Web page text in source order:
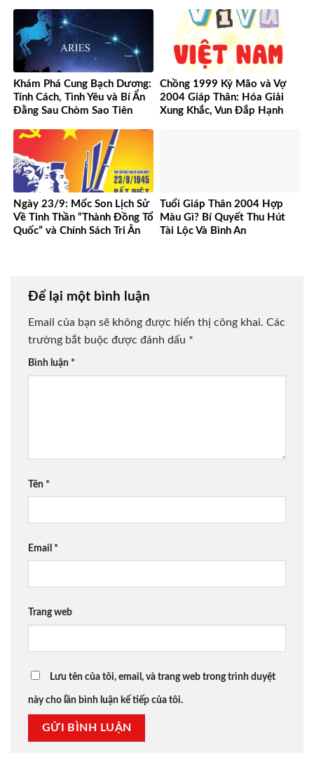
Khám Phá Cung Bạch Dương:
Tính Cách, Tình Yêu và Bí Ẩn
Đằng Sau Chòm Sao Tiên
Chồng 1999 Kỷ Mão và Vợ
2004 Giáp Thân: Hóa Giải
Xung Khắc, Vun Đắp Hạnh
Ngày 23/9: Mốc Son Lịch Sử
Về Tinh Thần “Thành Đồng Tổ
Quốc” và Chính Sách Tri Ân
Tuổi Giáp Thân 2004 Hợp
Màu Gì? Bí Quyết Thu Hút
Tài Lộc Và Bình An
Để lại một bình luận
Email của bạn sẽ không được hiển thị công khai. Các
trường bắt buộc được đánh dấu *
Bình luận *
Tên *
Email *
Trang web
Lưu tên của tôi, email, và trang web trong trình duyệt
này cho lần bình luận kế tiếp của tôi.